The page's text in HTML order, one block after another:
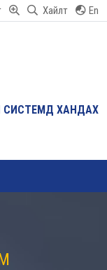
Хайлт En
СИСТЕМД ХАНДАХ